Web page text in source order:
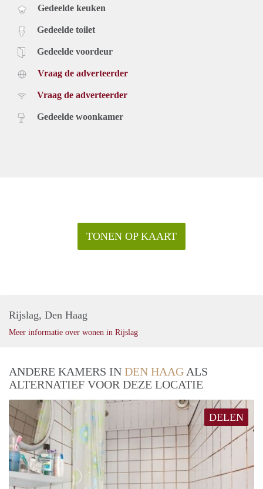
Gedeelde keuken
Gedeelde toilet
Gedeelde voordeur
Vraag de adverteerder
Vraag de adverteerder
Gedeelde woonkamer
TONEN OP KAART
Rijslag, Den Haag
Meer informatie over wonen in Rijslag
ANDERE KAMERS IN DEN HAAG ALS
ALTERNATIEF VOOR DEZE LOCATIE
DELEN